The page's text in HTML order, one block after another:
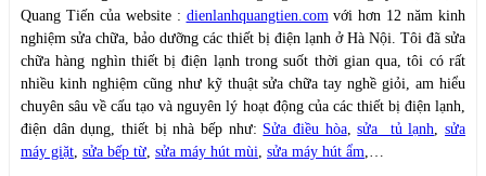
Quang Tiến của website : dienlanhquangtien.com với hơn 12 năm kinh
nghiệm sửa chữa, bảo dưỡng các thiết bị điện lạnh ở Hà Nội. Tôi đã sửa
chữa hàng nghìn thiết bị điện lạnh trong suốt thời gian qua, tôi có rất
nhiều kinh nghiệm cũng như kỹ thuật sửa chữa tay nghề giỏi, am hiểu
chuyên sâu về cấu tạo và nguyên lý hoạt động của các thiết bị điện lạnh,
điện dân dụng, thiết bị nhà bếp như: Sửa điều hòa,sửa tủ lạnh ,sửa
máy giặt sửa bếp từ sửa máy hút mùi sửa máy hút ẩm